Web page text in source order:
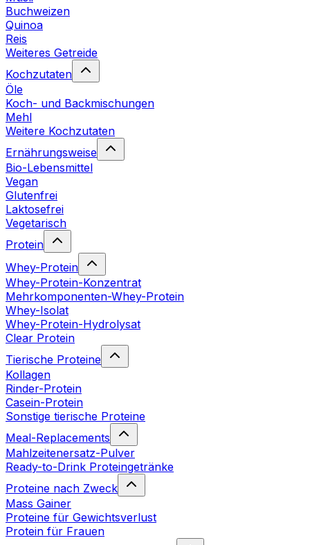
Buchweizen
Quinoa
Reis
Weiteres Getreide
Kochzutaten
Öle
Koch- und Backmischungen
Mehl
Weitere Kochzutaten
Ernährungsweise
Bio-Lebensmittel
Vegan
Glutenfrei
Laktosefrei
Vegetarisch
Protein
Whey-Protein
Whey-Protein-Konzentrat
Mehrkomponenten-Whey-Protein
Whey-Isolat
Whey-Protein-Hydrolysat
Clear Protein
Tierische Proteine
Kollagen
Rinder-Protein
Casein-Protein
Sonstige tierische Proteine
Meal-Replacements
Mahlzeitenersatz-Pulver
Ready-to-Drink Proteingetränke
Proteine nach Zweck
Mass Gainer
Proteine für Gewichtsverlust
Protein für Frauen